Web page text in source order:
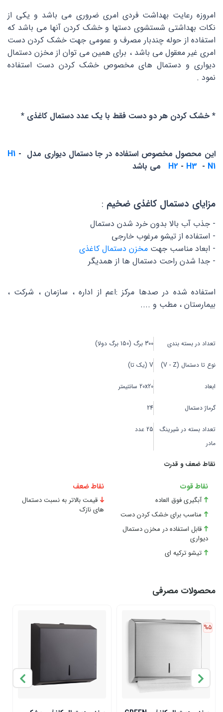
امروزه رعایت بهداشت فردی امری ضروری می باشد و یکی از
نکات بهداشتی شستشوی دستها و خشک کردن آنها می باشد که
استفاده از حوله چندبار مصرف و عمومی جهت خشک کردن دست
امری غیر معقول می باشد ، برای همین می توان از مخزن دستمال
دیواری و دستمال های مخصوص خشک کردن دست استفاده
نمود .
* خشک کردن هر دو دست فقط با یک عدد دستمال کاغذی *
این محصول مخصوص استفاده در جا دستمال دیواری مدل H1 -
H2 - H3 - N1 می باشد
مزایای دستمال کاغذی ضخیم :
- جذب آب بالا بدون خرد شدن دستمال
- استفاده از تیشو مرغوب خارجی
- ابعاد مناسب جهت مخزن دستمال کاغذی
- جدا شدن راحت دستمال ها از همدیگر
استفاده شده در صدها مرکز :اعم از اداره ، سازمان ، شرکت ،
بیمارستان ، مطب و ....
تعداد در بسته بندی 300 برگ (150 برگ دولا)
نوع تا دستمال (V - Z) V (یک تا)
ابعاد 20x20 سانتیمتر
گرماژ دستمال 24
تعداد بسته در شیرینگ
مادر
25 عدد
نقاط ضعف و قدرت
نقاط قوت
آبگیری فوق العاده
مناسب برای خشک کردن دست
قابل استفاده در مخزن دستمال
دیواری
تیشو ترکیه ای
نقاط ضعف
قیمت بالاتر به نسبت دستمال
های نازک
محصولات مصرفی
%5